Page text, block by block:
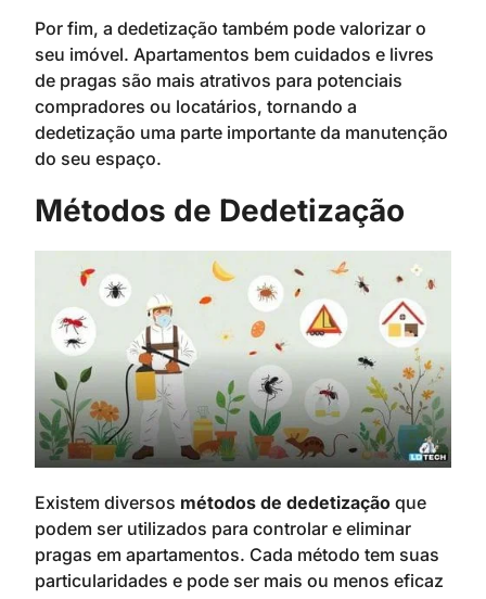
Por fim, a dedetização também pode valorizar o
seu imóvel. Apartamentos bem cuidados e livres
de pragas são mais atrativos para potenciais
compradores ou locatários, tornando a
dedetização uma parte importante da manutenção
do seu espaço.
Métodos de Dedetização
Existem diversos métodos de dedetização que
podem ser utilizados para controlar e eliminar
pragas em apartamentos. Cada método tem suas
particularidades e pode ser mais ou menos eficaz